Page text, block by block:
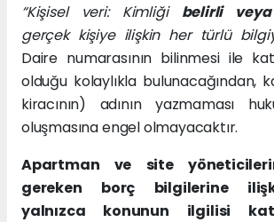
“Kişisel veri: Kimliği belirli
gerçek kişiye ilişkin her türlü
Daire numarasının bilinmesi ile
olduğu kolaylıkla bulunacağından,
kiracının) adının yazmaması
oluşmasına engel olmayacaktır.
Apartman ve site
gereken borç bilgilerine
yalnızca konunun ilgilisi